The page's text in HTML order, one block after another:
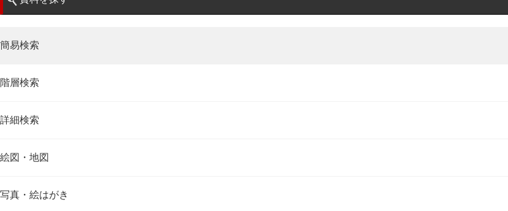
簡易検索
階層検索
詳細検索
絵図・地図
写真・絵はがき